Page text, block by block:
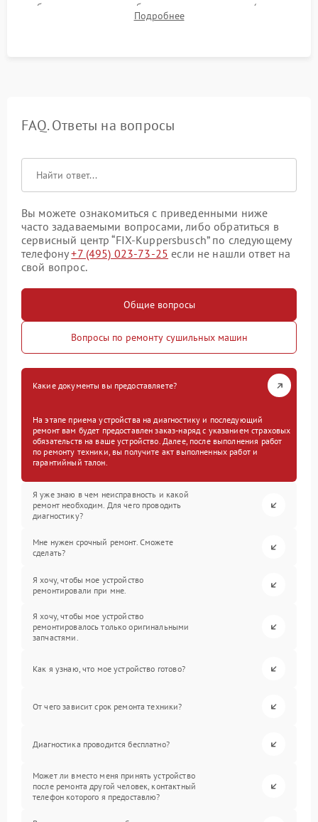
набора температуры, работы дренажного насоса (откачка
конденсата) и отсутствия посторонних скрипов, стуков или
Подробнее
FAQ. Ответы на вопросы
Вы можете ознакомиться с приведенными ниже
часто задаваемыми вопросами, либо обратиться в
сервисный центр “FIX-Kuppersbusch” по следующему
телефону+7 (495) 023-73-25 если не нашли ответ на
свой вопрос.
Общие вопросы
Вопросы по ремонту сушильных машин
Какие документы вы предоставляете?
На этапе приема устройства на диагностику и последующий
ремонт вам будет предоставлен заказ-наряд с указанием страховых
обязательств на ваше устройство. Далее, после выполнения работ
по ремонту техники, вы получите акт выполненных работ и
гарантийный талон.
Я уже знаю в чем неисправность и какой
ремонт необходим. Для чего проводить
диагностику?
Мне нужен срочный ремонт. Сможете
сделать?
Я хочу, чтобы мое устройство
ремонтировали при мне.
Я хочу, чтобы мое устройство
ремонтировалось только оригинальными
запчастями.
Как я узнаю, что мое устройство готово?
От чего зависит срок ремонта техники?
Диагностика проводится бесплатно?
Может ли вместо меня принять устройство
после ремонта другой человек, контактный
телефон которого я предоставлю?